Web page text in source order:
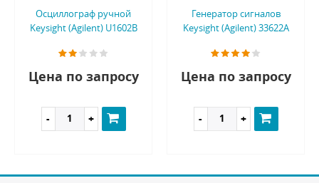
Осциллограф ручной
Keysight (Agilent) U1602B
Цена по запросу
Генератор сигналов
Keysight (Agilent) 33622A
Цена по запросу